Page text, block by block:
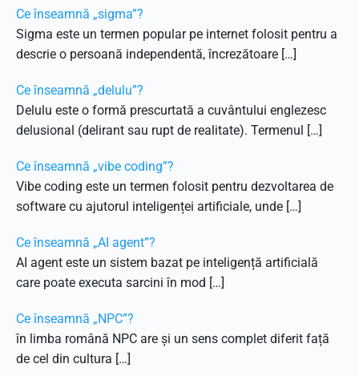
Ce înseamnă „sigma”?
Sigma este un termen popular pe internet folosit pentru a
descrie o persoană independentă, încrezătoare […]
Ce înseamnă „delulu”?
Delulu este o formă prescurtată a cuvântului englezesc
delusional (delirant sau rupt de realitate). Termenul […]
Ce înseamnă „vibe coding”?
Vibe coding este un termen folosit pentru dezvoltarea de
software cu ajutorul inteligenței artificiale, unde […]
Ce înseamnă „AI agent”?
AI agent este un sistem bazat pe inteligență artificială
care poate executa sarcini în mod […]
Ce înseamnă „NPC”?
în limba română NPC are și un sens complet diferit față
de cel din cultura […]